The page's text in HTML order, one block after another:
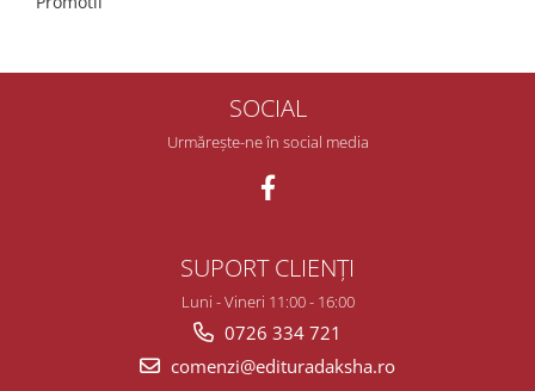
SOCIAL
Urmărește-ne în social media
SUPORT CLIENȚI
Luni - Vineri 11:00 - 16:00
0726 334 721
comenzi@edituradaksha.ro